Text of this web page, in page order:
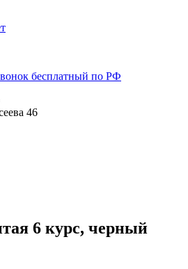
бесплатный по РФ
46
6 курс, черный